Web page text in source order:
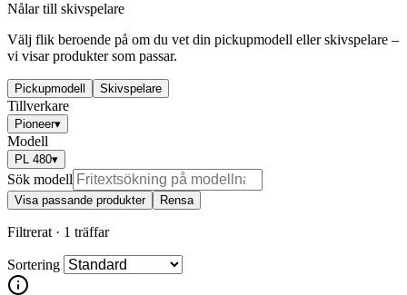
Nålar till skivspelare
Välj flik beroende på om du vet din pickupmodell eller skivspelare –
vi visar produkter som passar.
Pickupmodell Skivspelare
Tillverkare
Pioneer▾
Modell
PL 480▾
Sök modell
Visa passande produkter Rensa
Filtrerat · 1 träffar
Sortering